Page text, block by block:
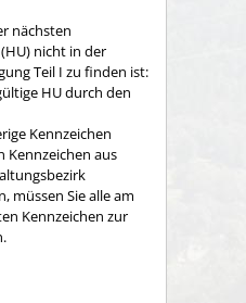
nächsten
nicht in der
Teil I zu finden ist:
HU durch den
Kennzeichen
Kennzeichen aus
müssen Sie alle am
Kennzeichen zur